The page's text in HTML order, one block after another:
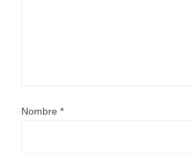
Nombre *